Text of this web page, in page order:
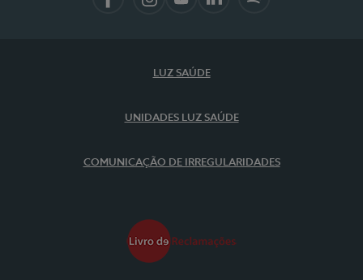
LUZ SAÚDE
UNIDADES LUZ SAÚDE
COMUNICAÇÃO DE IRREGULARIDADES